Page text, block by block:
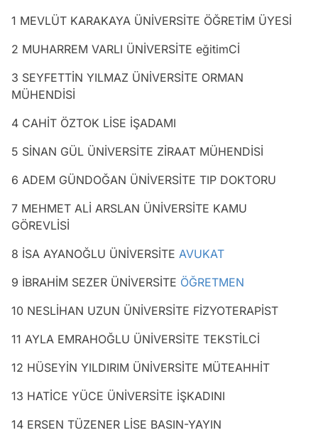
1 MEVLÜT KARAKAYA ÜNİVERSİTE ÖĞRETİM ÜYESİ
2 MUHARREM VARLI ÜNİVERSİTE eğitimCİ
3 SEYFETTİN YILMAZ ÜNİVERSİTE ORMAN
MÜHENDİSİ
4 CAHİT ÖZTOK LİSE İŞADAMI
5 SİNAN GÜL ÜNİVERSİTE ZİRAAT MÜHENDİSİ
6 ADEM GÜNDOĞAN ÜNİVERSİTE TIP DOKTORU
7 MEHMET ALİ ARSLAN ÜNİVERSİTE KAMU
GÖREVLİSİ
8 İSA AYANOĞLU ÜNİVERSİTE AVUKAT
9 İBRAHİM SEZER ÜNİVERSİTE ÖĞRETMEN
10 NESLİHAN UZUN ÜNİVERSİTE FİZYOTERAPİST
11 AYLA EMRAHOĞLU ÜNİVERSİTE TEKSTİLCİ
12 HÜSEYİN YILDIRIM ÜNİVERSİTE MÜTEAHHİT
13 HATİCE YÜCE ÜNİVERSİTE İŞKADINI
14 ERSEN TÜZENER LİSE BASIN-YAYIN